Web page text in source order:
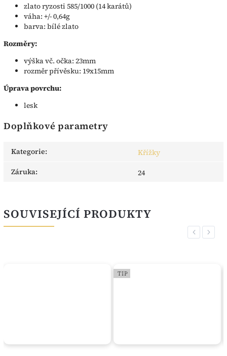
zlato ryzosti 585/1000 (14 karátů)
váha: +/- 0,64g
barva: bílé zlato
Rozměry:
výška vč. očka: 23mm
rozměr přívěsku: 19x15mm
Úprava povrchu:
lesk
Doplňkové parametry
Kategorie:
Křížky
Záruka: 24
SOUVISEJÍCÍ PRODUKTY
Previous
TIP
Next